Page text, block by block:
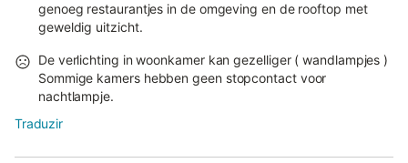
genoeg restaurantjes in de omgeving en de rooftop met
geweldig uitzicht.
De verlichting in woonkamer kan gezelliger ( wandlampjes )
Sommige kamers hebben geen stopcontact voor
nachtlampje.
Traduzir